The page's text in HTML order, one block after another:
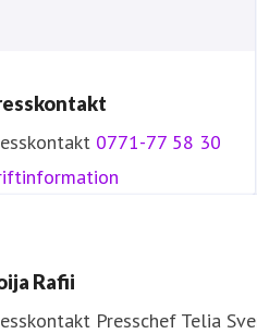
0771-77 58 30
Rafii
Presschef Telia